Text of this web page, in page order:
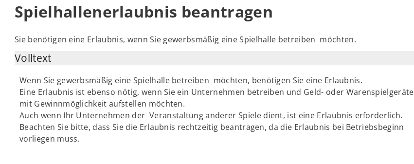
Spielhallenerlaubnis beantragen
Sie benötigen eine Erlaubnis, wenn Sie gewerbsmäßig eine Spielhalle betreiben möchten.
Volltext
Wenn Sie gewerbsmäßig eine Spielhalle betreiben möchten, benötigen Sie eine Erlaubnis.
Eine Erlaubnis ist ebenso nötig, wenn Sie ein Unternehmen betreiben und Geld- oder Warenspielgeräte
mit Gewinnmöglichkeit aufstellen möchten.
Auch wenn Ihr Unternehmen der Veranstaltung anderer Spiele dient, ist eine Erlaubnis erforderlich.
Beachten Sie bitte, dass Sie die Erlaubnis rechtzeitig beantragen, da die Erlaubnis bei Betriebsbeginn
vorliegen muss.